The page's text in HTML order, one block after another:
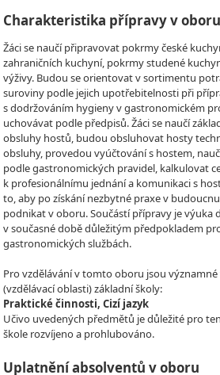
Charakteristika přípravy v oboru
Žáci se naučí připravovat pokrmy české
zahraničních kuchyní, pokrmy studené
výživy. Budou se orientovat v sortimentu
suroviny podle jejich upotřebitelnosti při
s dodržováním hygieny v gastronomickém
uchovávat podle předpisů. Žáci se naučí
obsluhy hostů, budou obsluhovat hosty
obsluhy, provedou vyúčtování s hostem,
podle gastronomických pravidel, kalkulovat
k profesionálnímu jednání a komunikaci s
to, aby po získání nezbytné praxe v
podnikat v oboru. Součástí přípravy je výuka
v současné době důležitým předpokladem
gastronomických službách.
Pro vzdělávání v tomto oboru jsou
(vzdělávací oblasti) základní školy:
Praktické činnosti, Cizí jazyk
Učivo uvedených předmětů je důležité pro
škole rozvíjeno a prohlubováno.
Uplatnění absolventů v oboru